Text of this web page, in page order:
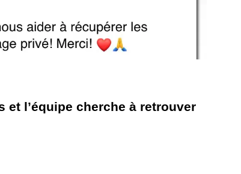
et l’équipe cherche à retrouver